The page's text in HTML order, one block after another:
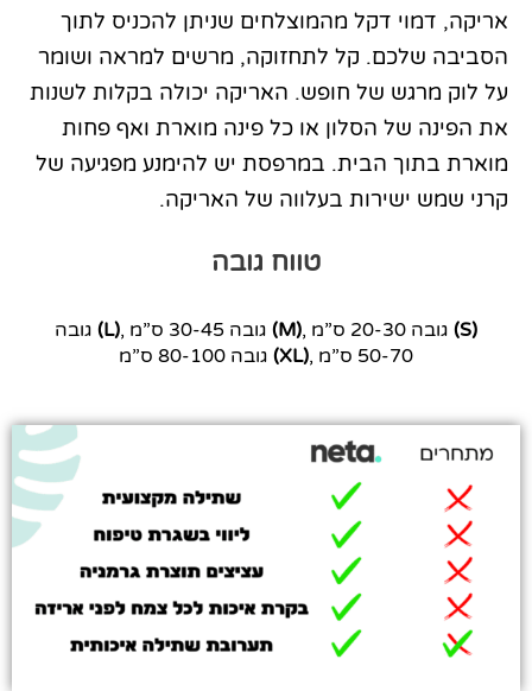
אריקה, דמוי דקל מהמוצלחים שניתן להכניס לתוך
הסביבה שלכם. קל לתחזוקה, מרשים למראה ושומר
על לוק מרגש של חופש. האריקה יכולה בקלות לשנות
את הפינה של הסלון או כל פינה מוארת ואף פחות
מוארת בתוך הבית. במרפסת יש להימנע מפגיעה של
קרני שמש ישירות בעלווה של האריקה.
טווח גובה
(S) גובה 20-30 ס”מ , (M) גובה 30-45 ס”מ , (L)
גובה
50-70 ס”מ ,
(XL) גובה 80-100 ס”מ